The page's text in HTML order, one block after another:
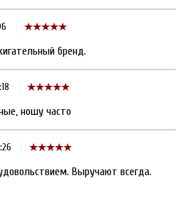
бренд.
ношу часто
Выручают всегда.